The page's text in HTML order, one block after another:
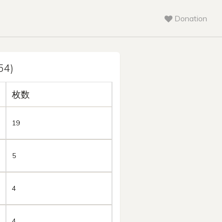
Donation
枚数
19
5
4